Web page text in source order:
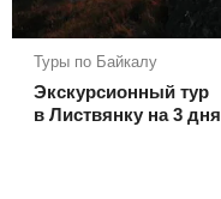
Туры по Байкалу
Экскурсионный тур
в Листвянку на 3 дня